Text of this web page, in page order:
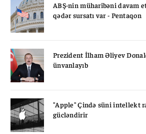
ABŞ-nin müharibəni davam
qədər sursatı var - Pentaqon
Prezident İlham Əliyev
ünvanlayıb
"Apple" Çində süni intellekt
gücləndirir